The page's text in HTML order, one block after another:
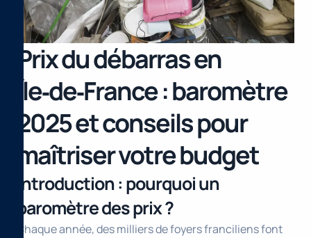
Prix du débarras en
Île‑de‑France : baromètre
2025 et conseils pour
maîtriser votre budget
Introduction : pourquoi un
baromètre des prix ?
Chaque année, des milliers de foyers franciliens font